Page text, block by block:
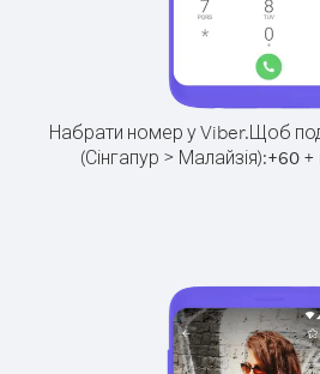
Набрати номер у Viber.Щоб
(Сінгапур > Малайзія):+60+